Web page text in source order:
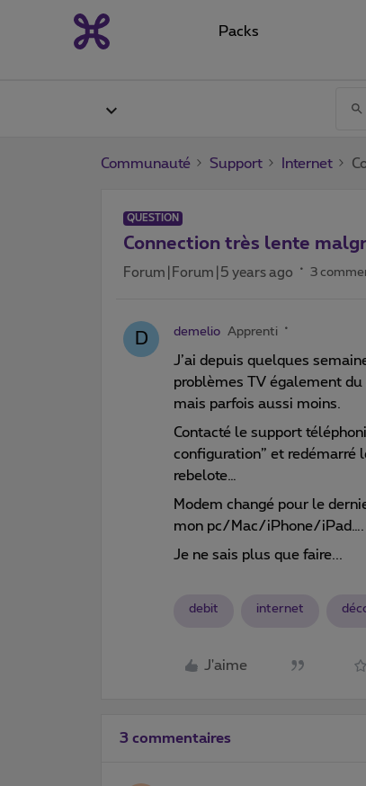
Packs
Communauté Support Internet
QUESTION
Connection très lente
Forum|Forum|5 years ago 3
D demelio Apprenti
J’ai depuis quelques
problèmes TV également
mais parfois aussi moins.
Contacté le support
configuration” et redémarré
rebelote…
Modem changé pour le
mon pc/Mac/iPhone/iPad….
Je ne sais plus que faire...
debit internet
J'aime
3 commentaires